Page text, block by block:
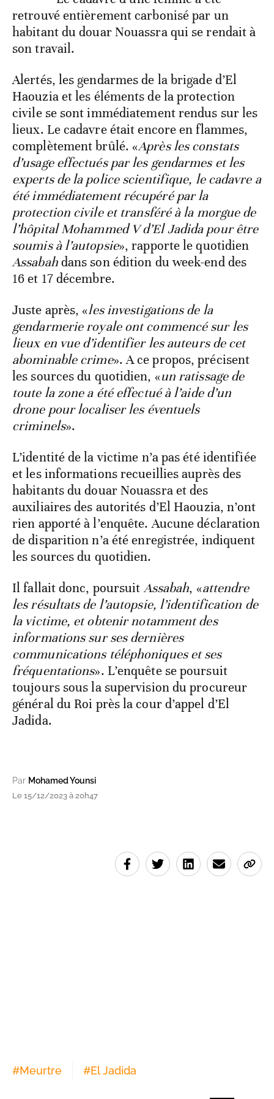
retrouvé entièrement carbonisé par un
habitant du douar Nouassra qui se rendait à
son travail.
Alertés, les gendarmes de la brigade d’El
Haouzia et les éléments de la protection
civile se sont immédiatement rendus sur les
lieux. Le cadavre était encore en flammes,
complètement brûlé. «Après les constats
d’usage effectués par les gendarmes et les
experts de la police scientifique, le cadavre a
été immédiatement récupéré par la
protection civile et transféré à la morgue de
l’hôpital Mohammed V d’El Jadida pour être
soumis à l’autopsie», rapporte le quotidien
Assabahdans son édition du week-end des
16 et 17 décembre.
Juste après, «les investigations de la
gendarmerie royale ont commencé sur les
lieux en vue d’identifier les auteurs de cet
abominable crime». A ce propos, précisent
les sources du quotidien, «un ratissage de
toute la zone a été effectué à l’aide d’un
drone pour localiser les éventuels
criminels».
L’identité de la victime n’a pas été identifiée
et les informations recueillies auprès des
habitants du douar Nouassra et des
auxiliaires des autorités d’El Haouzia, n’ont
rien apporté à l’enquête. Aucune déclaration
de disparition n’a été enregistrée, indiquent
les sources du quotidien.
Il fallait donc, poursuitAssabah, «attendre
les résultats de l’autopsie, l’identification de
la victime, et obtenir notamment des
informations sur ses dernières
communications téléphoniques et ses
fréquentations». L’enquête se poursuit
toujours sous la supervision du procureur
général du Roi près la cour d’appel d’El
Jadida.
Par Mohamed Younsi
Le 15/12/2023 à 20h47
#Meurtre #El Jadida